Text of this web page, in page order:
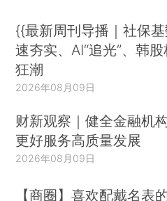
{{最新周刊导播｜社保
速夯实、AI“追光”、韩
狂潮
2026年08月09日
财新观察｜健全金融机
更好服务高质量发展
2026年08月09日
【商圈】喜欢配戴名表